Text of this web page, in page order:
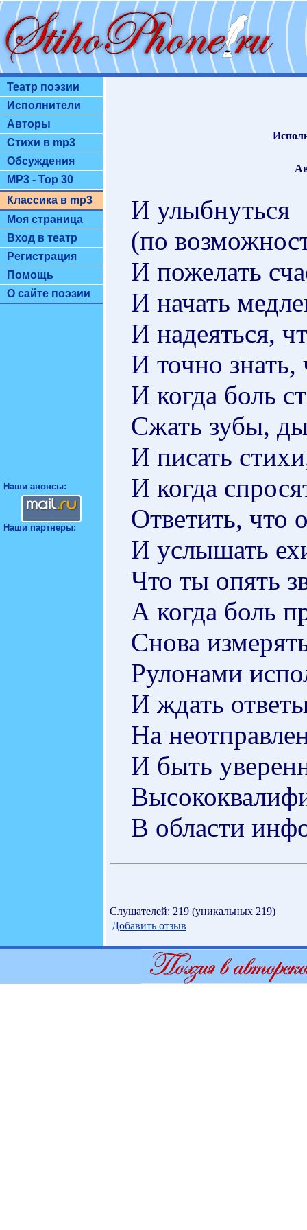
Театр поэзии
Исполнители
Авторы
Стихи в mp3
Обсуждения
MP3 - Top 30
Классика в mp3
Моя страница
Вход в театр
Регистрация
Помощь
О сайте поэзии
Наши анонсы:
Наши партнеры:
И улыбнуться
(по
И пожелать
И начать
И надеяться,
И точно знать,
И когда боль
Сжать зубы,
И писать
И когда
Ответить, что
И услышать
Что ты опять
А когда боль
Снова
Рулонами
И ждать
На
И быть
В области
Слушателей: 219 (уникальных 219)
Добавить отзыв